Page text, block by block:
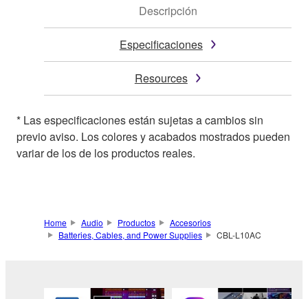
Descripción
Especificaciones
Resources
* Las especificaciones están sujetas a cambios sin
previo aviso. Los colores y acabados mostrados pueden
variar de los de los productos reales.
Home Audio Productos
Accesorios
Batteries, Cables, and Power Supplies
CBL-L10AC